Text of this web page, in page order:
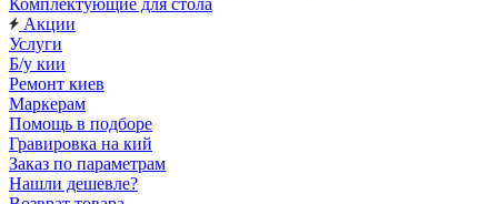
Комплектующие для стола
Акции
Услуги
Б/у кии
Ремонт киев
Маркерам
Помощь в подборе
Гравировка на кий
Заказ по параметрам
Нашли дешевле?